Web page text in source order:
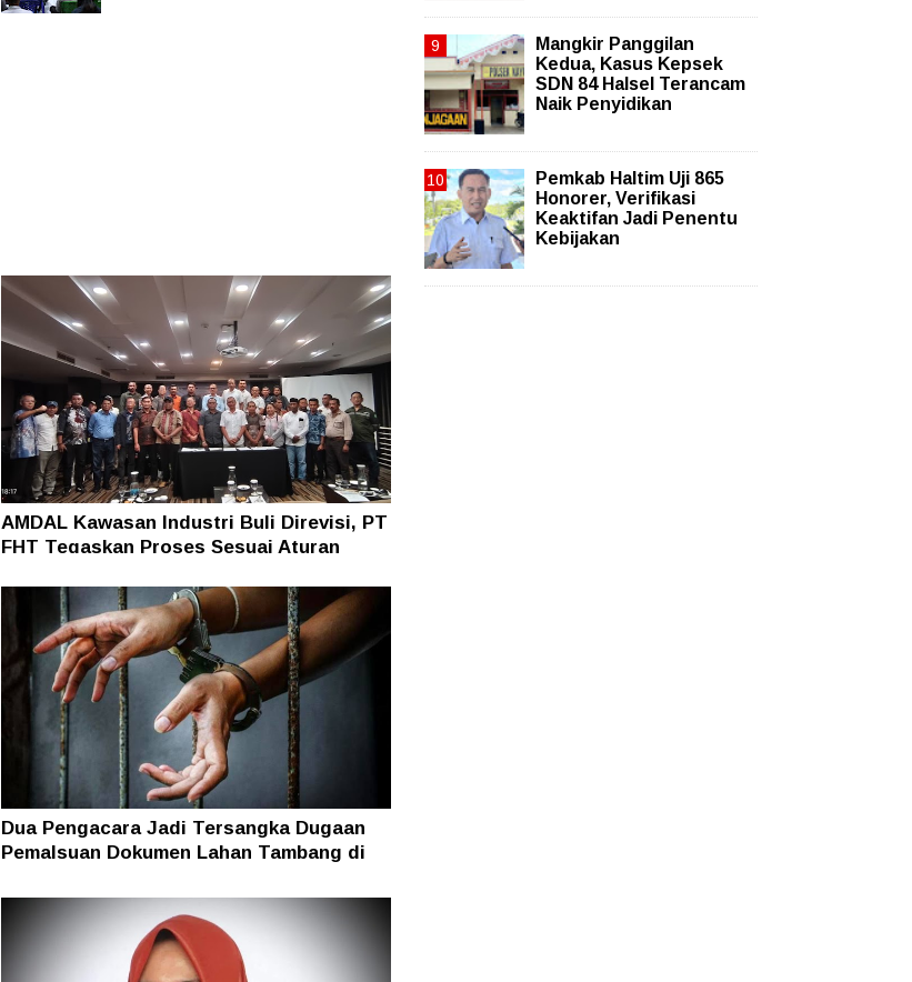
AMDAL Kawasan Industri Buli Direvisi, PT
FHT Tegaskan Proses Sesuai Aturan
Dua Pengacara Jadi Tersangka Dugaan
Pemalsuan Dokumen Lahan Tambang di
Mangkir Panggilan
Kedua, Kasus Kepsek
SDN 84 Halsel Terancam
Naik Penyidikan
Pemkab Haltim Uji 865
Honorer, Verifikasi
Keaktifan Jadi Penentu
Kebijakan